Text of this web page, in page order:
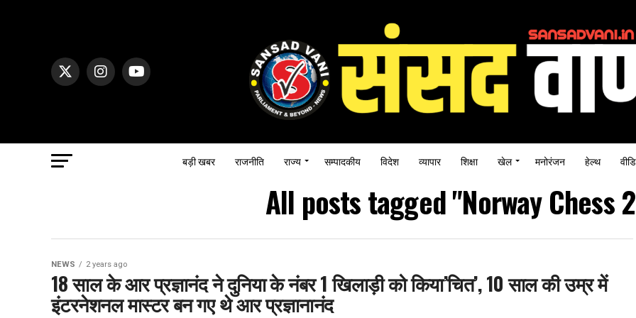
बड़ी खबर राजनीति राज्य सम्पादकीय विदेश व्यापार शिक्षा खेल मनोरंजन हेल्थ
All posts tagged "Norway Chess
NEWS 2 years ago
18 साल के आर प्रज्ञानंद ने दुनिया के नंबर 1 खिलाड़ी को किया’चित’, 10 साल की उम्र में
इंटरनेशनल मास्टर बन गए थे आर प्रज्ञानानंद